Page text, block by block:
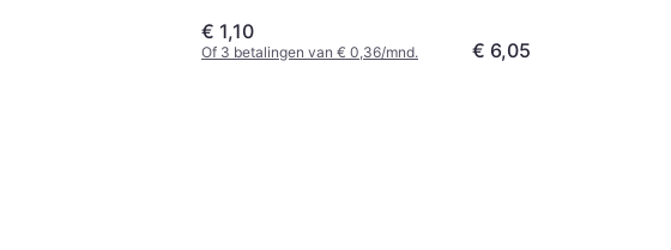
€ 1,10
Of 3 betalingen van € 0,36/mnd. € 6,05